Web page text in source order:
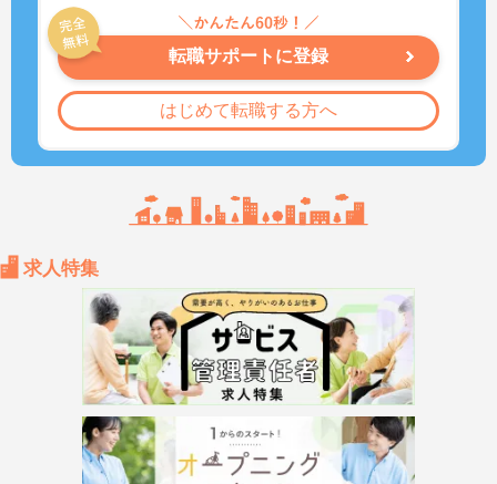
転職サポートに登録
はじめて転職する方へ
求人特集